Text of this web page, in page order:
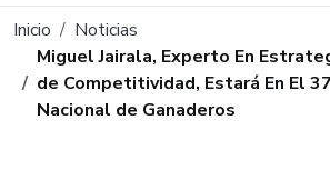
Ruta de navegación
Inicio
Noticias
Miguel Jairala, Experto En
de Competitividad, Estará En El
Nacional de Ganaderos